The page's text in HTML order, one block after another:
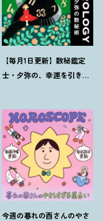
【毎月1日更新】数秘鑑定
士・夕弥の、幸運を引き寄
今週の暮れの酉さんのやさ